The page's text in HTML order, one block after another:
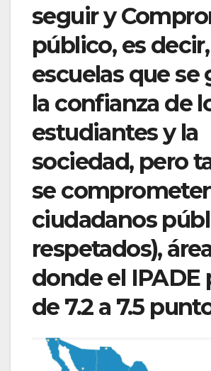
seguir y
público, es
escuelas que se
la confianza de
estudiantes y la
sociedad, pero
se
ciudadanos
respetados),
donde el IPADE
de 7.2 a 7.5